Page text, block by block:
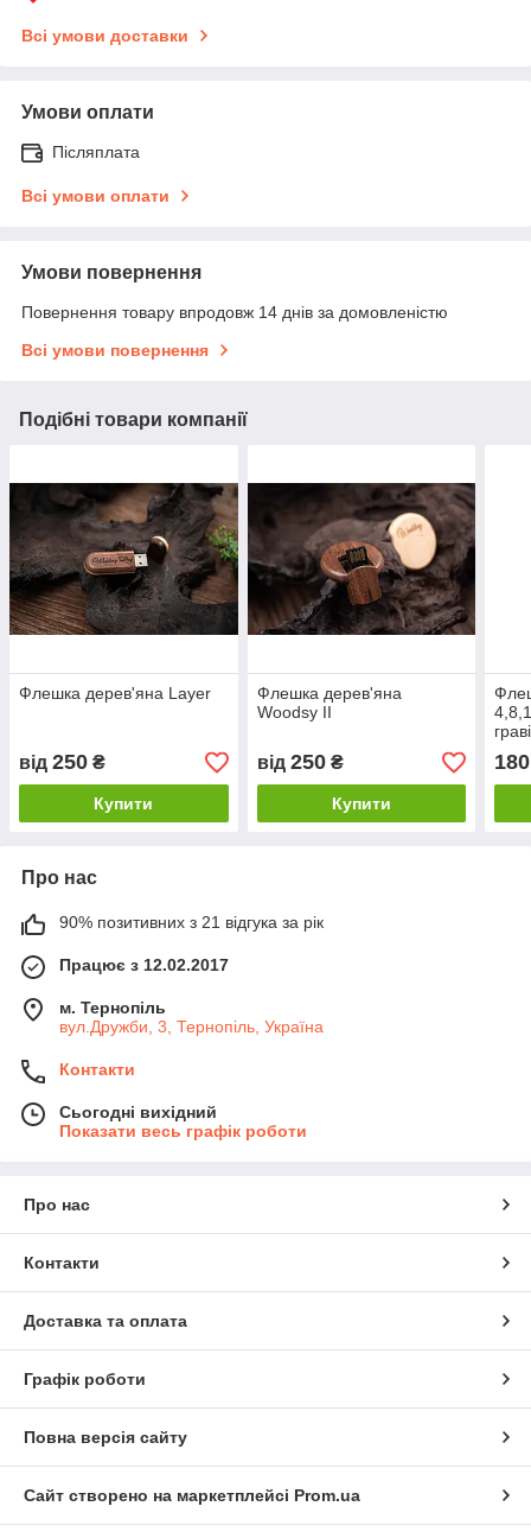
Всі умови доставки
Умови оплати
Післяплата
Всі умови оплати
Умови повернення
Повернення товару впродовж 14 днів за домовленістю
Всі умови повернення
Подібні товари компанії
Флешка дерев'яна Layer
від 250 ₴
Купити
Флешка дерев'яна
Woodsy II
від 250₴
Купити
180
Про нас
90% позитивних з 21 відгука за рік
Працює з 12.02.2017
м. Тернопіль
вул.Дружби, 3, Тернопіль, Україна
Контакти
Сьогодні вихідний
Показати весь графік роботи
Про нас
Контакти
Доставка та оплата
Графік роботи
Повна версія сайту
Сайт створено на маркетплейсі Prom.ua